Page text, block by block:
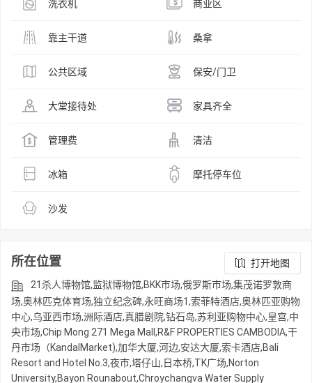
洗衣机 商业区
靠主干道 桑拿
公共区域 保安/门卫
大堂接待处 家具齐全
管理费 清洁
冰箱 摩托停车位
沙发
所在位置
打开地图
21杀人博物馆,监狱博物馆,BKK市场,俄罗斯市场,集茂诺罗敦商
场,奥林匹克体育场,独立纪念碑,永旺商场1,索菲特酒店,奥林匹亚购物
中心,乌亚西市场,洲际酒店,真腊剧院,钻石岛,苏利亚购物中心,皇宫,中
央市场,Chip Mong 271 Mega Mall,R&F PROPERTIES CAMBODIA,干
丹市场（KandalMarket),加华大厦,河边,安达大厦,索卡酒店,Bali
Resort and Hotel No.3,夜市,塔仔山,日本桥,TK广场,Norton
University,Bayon Rounabout,Chroychangva Water Supply